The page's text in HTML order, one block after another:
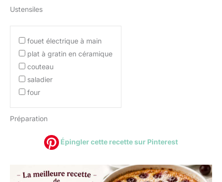
Ustensiles
fouet électrique à main
plat à gratin en céramique
couteau
saladier
four
Préparation
Épingler cette recette sur Pinterest